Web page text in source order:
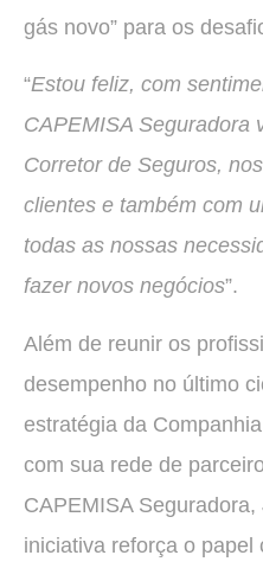
gás novo” para os
“Estou feliz, com
CAPEMISA Seguradora
Corretor de Seguros,
clientes e também com
todas as nossas
fazer novos negócios”.
Além de reunir os
desempenho no último
estratégia da
com sua rede de
CAPEMISA
iniciativa reforça o papel